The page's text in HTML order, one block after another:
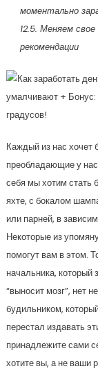
моментально
12.5. Меняем
рекомендации
Каждый из нас хочет
преобладающие у
себя мы хотим стать
яхте, с бокалом
или парней, в
Некоторые из
помогут вам в этом.
начальника, который
“выносит мозг”, нет
будильником,
перестал издавать
принадлежите сами
хотите вы, а не ваши